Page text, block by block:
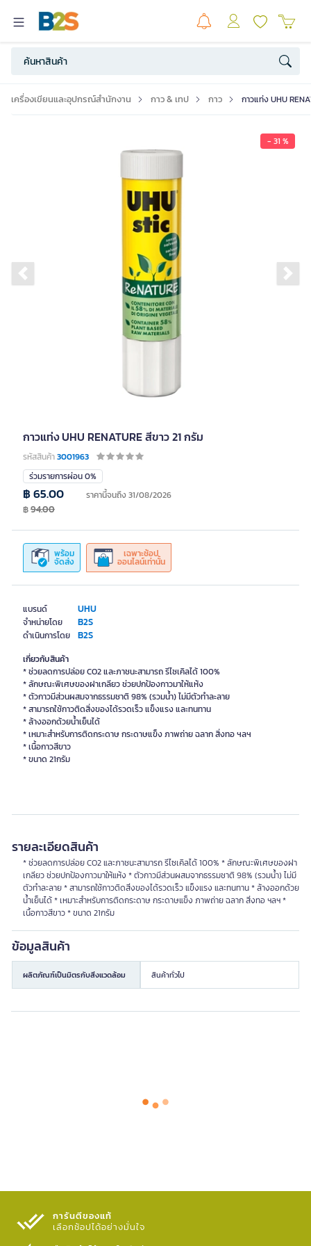
เครื่องเขียนและอุปกรณ์สำนักงาน กาว & เทป กาว กาวแท่ง UHU
- 31 %
Previous slide
กาวแท่ง UHU RENATURE สีขาว 21 กรัม
รหัสสินค้า3001963
แบรนด์ UHU
จำหน่ายโดย B2S
ดำเนินการโดย B2S
ร่วมรายการผ่อน 0%
พร้อม
จัดส่ง
เฉพาะช้อป
ออนไลน์เท่านั้น
฿ 65.00 ราคานี้จนถึง 31/08/2026
฿94.00
เกี่ยวกับสินค้า
* ช่วยลดการปล่อย CO2 และภาชนะสามารถ รีไซเคิลได้ 100%
* ลักษณะพิเศษของฝาเกลียว ช่วยปกป้องกาวมาให้แห้ง
* ตัวกาวมีส่วนผสมจากธรรมชาติ 98% (รวมน้ำ) ไม่มีตัวทำละลาย
* สามารถใช้กาวติดสิ่งของได้รวดเร็ว แข็งแรง และทนทาน
* ล้างออกด้วยน้ำเย็นได้
* เหมาะสำหรับการติดกระดาษ กระดาษแข็ง ภาพถ่าย ฉลาก สิ่งทอ ฯลฯ
* เนื้อกาวสีขาว
รายละเอียดสินค้า
* ช่วยลดการปล่อย CO2 และภาชนะสามารถ รีไซเคิลได้ 100% * ลักษณะพิเศษของฝา
เกลียว ช่วยปกป้องกาวมาให้แห้ง * ตัวกาวมีส่วนผสมจากธรรมชาติ 98% (รวมน้ำ) ไม่มี
ตัวทำละลาย * สามารถใช้กาวติดสิ่งของได้รวดเร็ว แข็งแรง และทนทาน * ล้างออกด้วย
น้ำเย็นได้ * เหมาะสำหรับการติดกระดาษ กระดาษแข็ง ภาพถ่าย ฉลาก สิ่งทอ ฯลฯ *
เนื้อกาวสีขาว * ขนาด 21กรัม
ข้อมูลสินค้า
ผลิตภัณฑ์เป็นมิตรกับสิ่งแวดล้อม สินค้าทั่วไป
การันตีของแท้
เลือกช้อปได้อย่างมั่นใจ​